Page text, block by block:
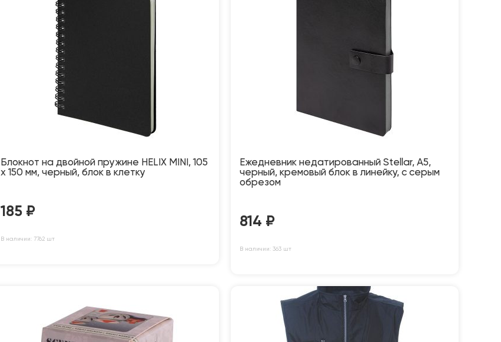
Блокнот на двойной пружине HELIX MINI, 105
х 150 мм, черный, блок в клетку
185 ₽
В наличии: 7762 шт
Ежедневник недатированный Stellar, А5,
черный, кремовый блок в линейку, с серым
обрезом
814 ₽
В наличии: 363 шт